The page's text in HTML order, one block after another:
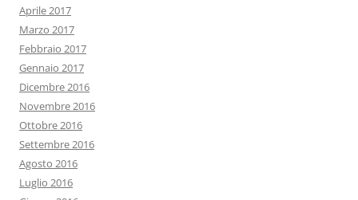
Aprile 2017
Marzo 2017
Febbraio 2017
Gennaio 2017
Dicembre 2016
Novembre 2016
Ottobre 2016
Settembre 2016
Agosto 2016
Luglio 2016